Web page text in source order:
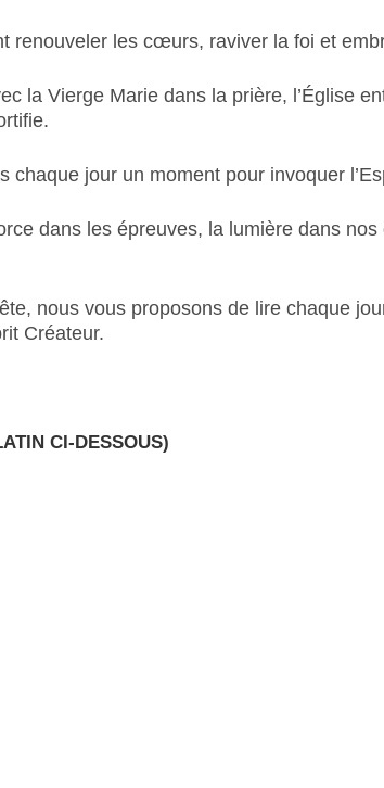
renouveler les cœurs, raviver la foi et
la Vierge Marie dans la prière, l’Église
jour un moment pour invoquer
dans les épreuves, la lumière dans
nous vous proposons de lire chaque
Créateur.
CI-DESSOUS)